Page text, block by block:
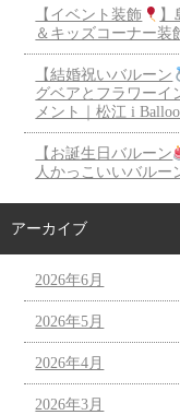
【イベント装飾
＆キッズコーナー装
【結婚祝いバルーン
グベアとフラワーイ
メント｜松江 i
【お誕生日バルーン
人かっこいいバルー
アーカイブ
2026年6月
2026年5月
2026年4月
2026年3月